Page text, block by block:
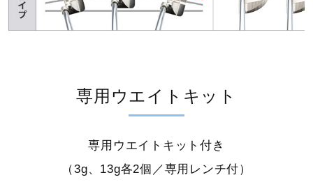
専用ウエイトキット
専用ウエイトキット付き
（3g、13g各2個／専用レンチ付）